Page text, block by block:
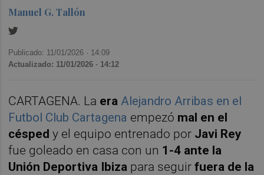
Manuel G. Tallón
Publicado: 11/01/2026 · 14:09
Actualizado: 11/01/2026 · 14:12
CARTAGENA. La era Alejandro Arribas en el
Futbol Club Cartagena empezó mal en el
césped y el equipo entrenado por Javi Rey
fue goleado en casa con un 1-4 ante la
Unión Deportiva Ibiza para seguir fuera de la